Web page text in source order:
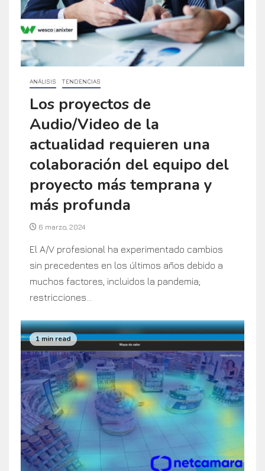
ANÁLISIS TENDENCIAS
Los proyectos de
Audio/Video de la
actualidad requieren una
colaboración del equipo del
proyecto más temprana y
más profunda
6 marzo, 2024
El A/V profesional ha experimentado cambios
sin precedentes en los últimos años debido a
muchos factores, incluidos la pandemia;
restricciones...
1 min read